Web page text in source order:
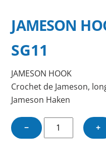
JAMESON
SG11
JAMESON HOOK
Crochet de Jameson,
Jameson Haken
−
quantité
de
+